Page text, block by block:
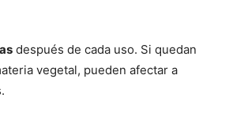
después de cada uso. Si quedan
vegetal, pueden afectar a